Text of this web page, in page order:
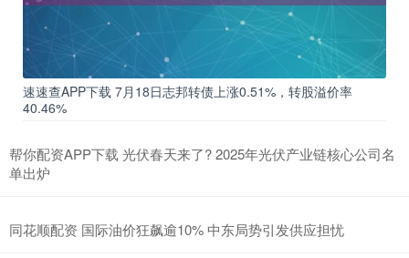
速速查APP下载 7月18日志邦转债上涨0.51%，转股溢价率
40.46%
帮你配资APP下载 光伏春天来了? 2025年光伏产业链核心公司名
单出炉
同花顺配资 国际油价狂飙逾10% 中东局势引发供应担忧